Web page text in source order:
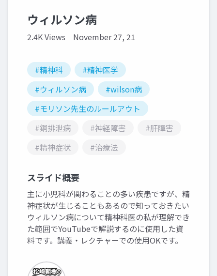
ウィルソン病
2.4K Views November 27, 21
#精神科
#精神医学
#ウィルソン病
#wilson病
#モリソン先生のルールアウト
#銅排泄病
#神経障害
#肝障害
#精神症状
#治療法
スライド概要
主に小児科が関わることの多い疾患ですが、精
神症状が生じることもあるので知っておきたい
ウィルソン病について精神科医の私が理解でき
た範囲でYouTubeで解説するのに使用した資
料です。講義・レクチャーでの使用OKです。